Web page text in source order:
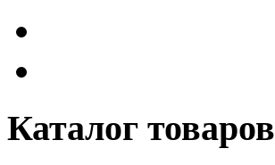
Каталог товаров